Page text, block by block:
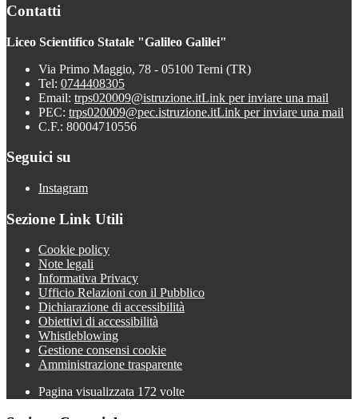
Contatti
Liceo Scientifico Statale "Galileo Galilei"
Via Primo Maggio, 78 - 05100 Terni (TR)
Tel: 0744408305
Email: trps020009@istruzione.itLink per inviare una mail
PEC: trps020009@pec.istruzione.itLink per inviare una mail
C.F.: 80004710556
Seguici su
Instagram
Sezione Link Utili
Cookie policy
Note legali
Informativa Privacy
Ufficio Relazioni con il Pubblico
Dichiarazione di accessibilità
Obiettivi di accessibilità
Whistleblowing
Gestione consensi cookie
Amministrazione trasparente
Pagina visualizzata 172 volte